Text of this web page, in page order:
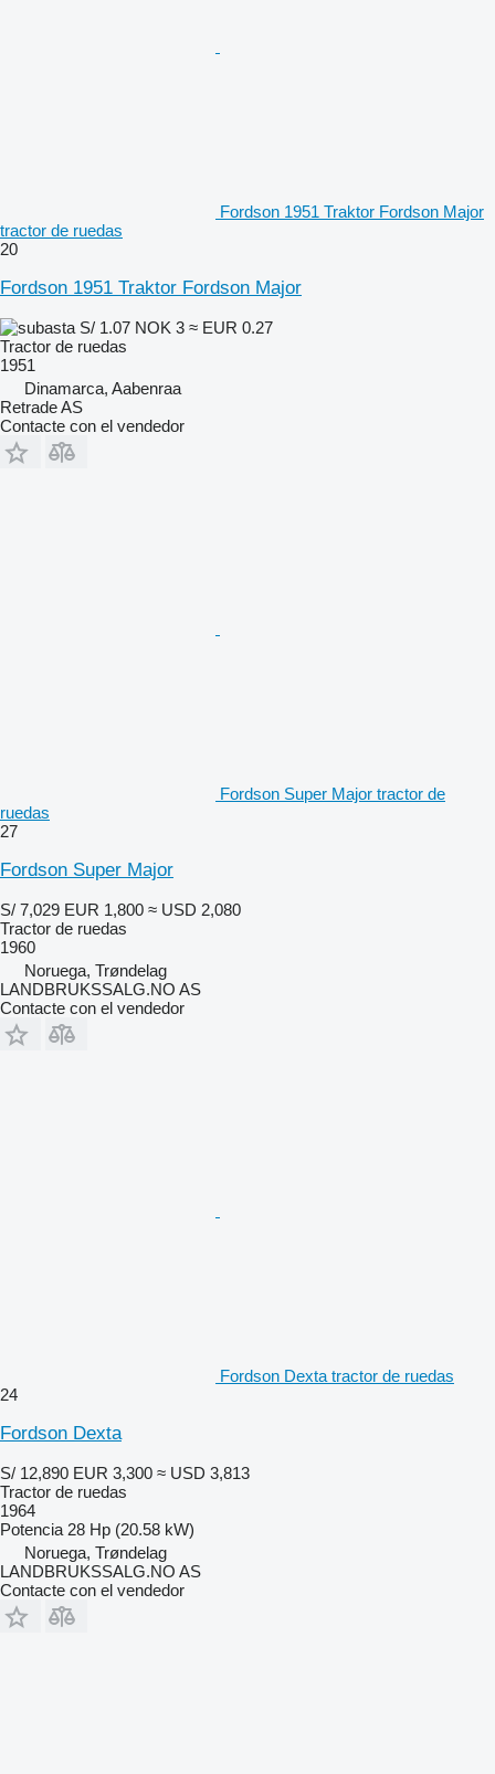
Fordson 1951 Traktor Fordson Major
tractor de ruedas
20
Fordson 1951 Traktor Fordson Major
S/ 1.07 NOK 3 ≈ EUR 0.27
Tractor de ruedas
1951
Dinamarca, Aabenraa
Retrade AS
Contacte con el vendedor
Fordson Super Major tractor de
ruedas
27
Fordson Super Major
S/ 7,029 EUR 1,800 ≈ USD 2,080
Tractor de ruedas
1960
Noruega, Trøndelag
LANDBRUKSSALG.NO AS
Contacte con el vendedor
Fordson Dexta tractor de ruedas
24
Fordson Dexta
S/ 12,890 EUR 3,300 ≈ USD 3,813
Tractor de ruedas
1964
Potencia 28 Hp (20.58 kW)
Noruega, Trøndelag
LANDBRUKSSALG.NO AS
Contacte con el vendedor